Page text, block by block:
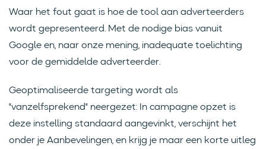
Waar het fout gaat is hoe de tool aan adverteerders
wordt gepresenteerd. Met de nodige bias vanuit
Google en, naar onze mening, inadequate toelichting
voor de gemiddelde adverteerder.
Geoptimaliseerde targeting wordt als
"vanzelfsprekend" neergezet: In campagne opzet is
deze instelling standaard aangevinkt, verschijnt het
onder je Aanbevelingen, en krijg je maar een korte uitleg